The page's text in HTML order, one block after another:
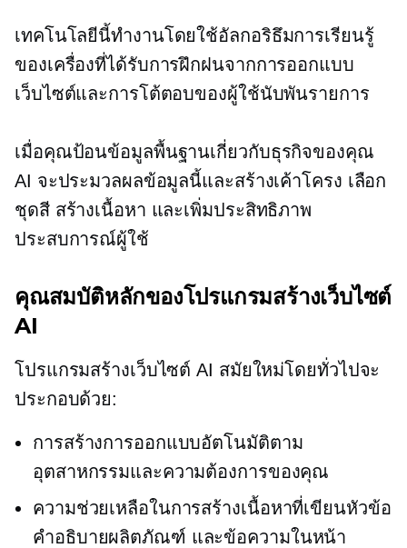
เทคโนโลยีนี้ทำงานโดยใช้อัลกอริธึมการเรียนรู้
ของเครื่องที่ได้รับการฝึกฝนจากการออกแบบ
เว็บไซต์และการโต้ตอบของผู้ใช้นับพันรายการ
เมื่อคุณป้อนข้อมูลพื้นฐานเกี่ยวกับธุรกิจของคุณ
AI จะประมวลผลข้อมูลนี้และสร้างเค้าโครง เลือก
ชุดสี สร้างเนื้อหา และเพิ่มประสิทธิภาพ
ประสบการณ์ผู้ใช้
คุณสมบัติหลักของโปรแกรมสร้างเว็บไซต์
AI
โปรแกรมสร้างเว็บไซต์ AI สมัยใหม่โดยทั่วไปจะ
ประกอบด้วย:
การสร้างการออกแบบอัตโนมัติตาม
อุตสาหกรรมและความต้องการของคุณ
ความช่วยเหลือในการสร้างเนื้อหาที่เขียนหัวข้อ
คำอธิบายผลิตภัณฑ์ และข้อความในหน้า